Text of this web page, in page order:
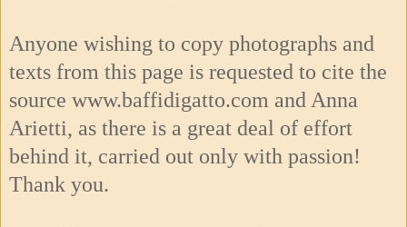
Anyone wishing to copy photographs and
texts from this page is requested to cite the
source www.baffidigatto.com and Anna
Arietti, as there is a great deal of effort
behind it, carried out only with passion!
Thank you.